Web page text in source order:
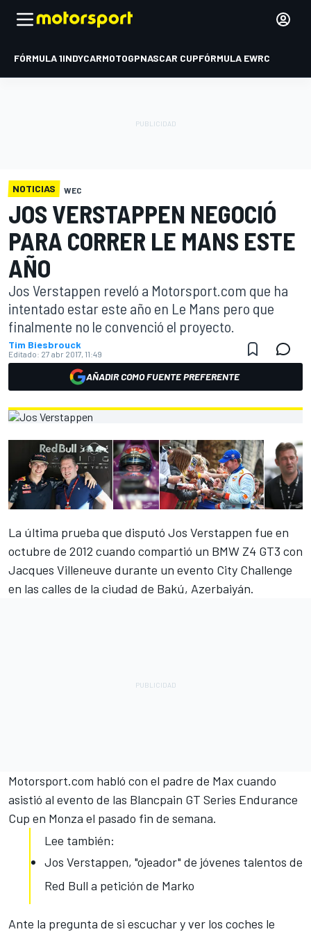
FÓRMULA 1INDYCARMOTOGPNASCAR CUPFÓRMULA EWRC
NOTICIAS WEC
JOS VERSTAPPEN NEGOCIÓ
PARA CORRER LE MANS ESTE
AÑO
Jos Verstappen reveló a Motorsport.com que ha
intentado estar este año en Le Mans pero que
finalmente no le convenció el proyecto.
Tim Biesbrouck
Editado: 27 abr 2017, 11:49
AÑADIR COMO FUENTE PREFERENTE
La última prueba que disputó Jos Verstappen fue en
octubre de 2012 cuando compartió un BMW Z4 GT3 con
Jacques Villeneuve durante un evento City Challenge
en las calles de la ciudad de Bakú, Azerbaiyán.
Motorsport.com habló con el padre de Max cuando
asistió al evento de las Blancpain GT Series Endurance
Cup en Monza el pasado fin de semana.
Lee también:
Jos Verstappen, "ojeador" de jóvenes talentos de
Red Bull a petición de Marko
Ante la pregunta de si escuchar y ver los coches le